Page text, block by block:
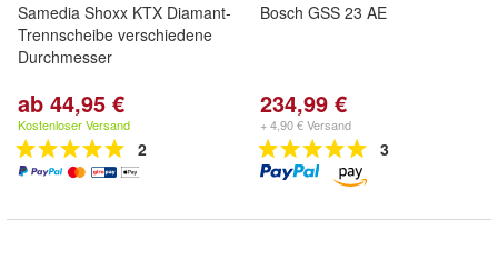
Samedia Shoxx KTX Diamant-
Trennscheibe verschiedene
Durchmesser
ab 44,95 €
Kostenloser Versand
2
Bosch GSS 23 AE
234,99 €
+ 4,90 € Versand
3